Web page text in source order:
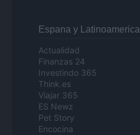
Espana y Latinoamerica
Actualidad
Finanzas 24
Investindo 365
Think.es
Viajar 365
ES Newz
Pet Story
Encocina